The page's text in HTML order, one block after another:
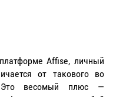
Affise, личный
от такового во
Это весомый плюс —